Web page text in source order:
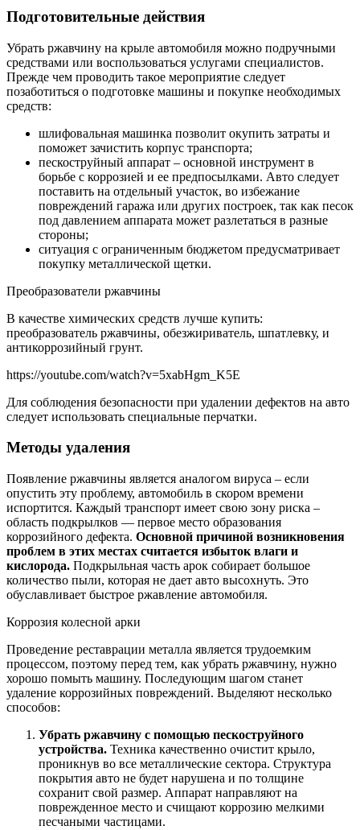
Подготовительные действия
Убрать ржавчину на крыле автомобиля можно подручными
средствами или воспользоваться услугами специалистов.
Прежде чем проводить такое мероприятие следует
позаботиться о подготовке машины и покупке необходимых
средств:
шлифовальная машинка позволит окупить затраты и
поможет зачистить корпус транспорта;
пескоструйный аппарат – основной инструмент в
борьбе с коррозией и ее предпосылками. Авто следует
поставить на отдельный участок, во избежание
повреждений гаража или других построек, так как песок
под давлением аппарата может разлетаться в разные
стороны;
ситуация с ограниченным бюджетом предусматривает
покупку металлической щетки.
Преобразователи ржавчины
В качестве химических средств лучше купить:
преобразователь ржавчины, обезжириватель, шпатлевку, и
антикоррозийный грунт.
https://youtube.com/watch?v=5xabHgm_K5E
Для соблюдения безопасности при удалении дефектов на авто
следует использовать специальные перчатки.
Методы удаления
Появление ржавчины является аналогом вируса – если
опустить эту проблему, автомобиль в скором времени
испортится. Каждый транспорт имеет свою зону риска –
область подкрылков — первое место образования
коррозийного дефекта. Основной причиной возникновения
проблем в этих местах считается избыток влаги и
кислорода. Подкрыльная часть арок собирает большое
количество пыли, которая не дает авто высохнуть. Это
обуславливает быстрое ржавление автомобиля.
Коррозия колесной арки
Проведение реставрации металла является трудоемким
процессом, поэтому перед тем, как убрать ржавчину, нужно
хорошо помыть машину. Последующим шагом станет
удаление коррозийных повреждений. Выделяют несколько
способов:
Убрать ржавчину с помощью пескоструйного
устройства. Техника качественно очистит крыло,
проникнув во все металлические сектора. Структура
покрытия авто не будет нарушена и по толщине
сохранит свой размер. Аппарат направляют на
поврежденное место и счищают коррозию мелкими
песчаными частицами.